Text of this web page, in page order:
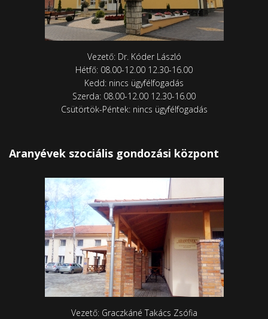
Vezető: Dr. Kóder László
Hétfő: 08.00-12.00 12.30-16.00
Kedd: nincs ügyfélfogadás
Szerda: 08.00-12.00 12.30-16.00
Csütörtök-Péntek: nincs ügyfélfogadás
Aranyévek szociális gondozási központ
Vezető: Graczkáné Takács Zsófia